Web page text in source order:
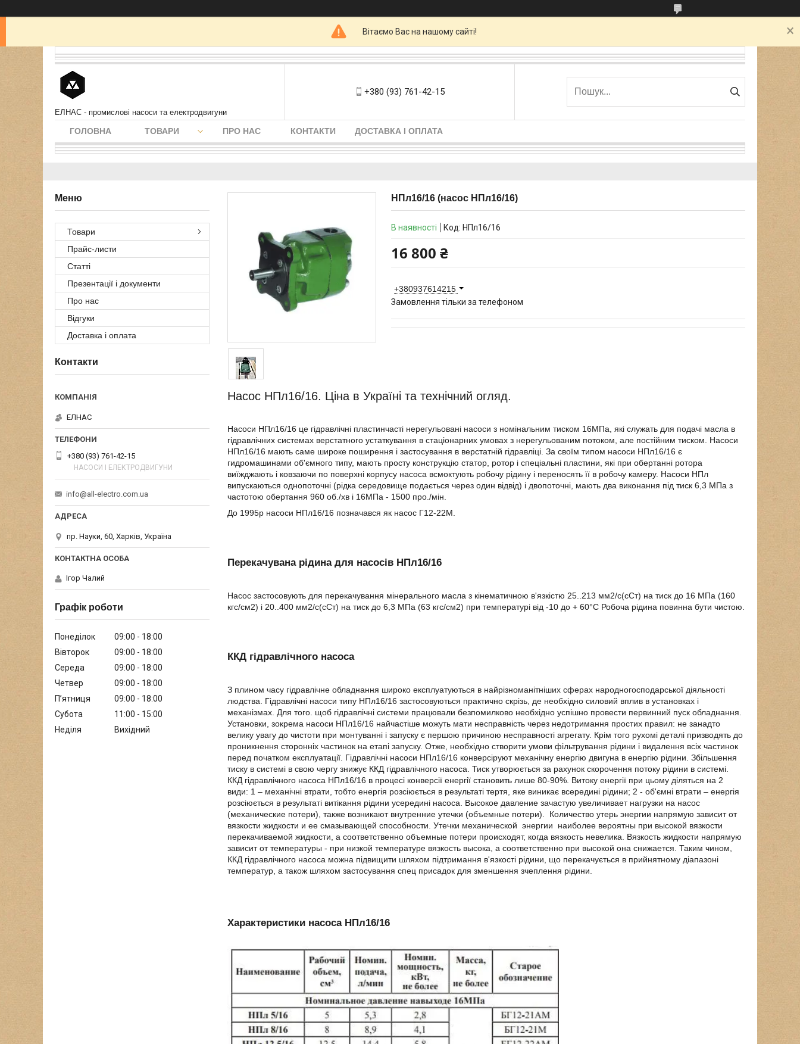
Вітаємо Вас на нашому сайті!
ЕЛНАС - промислові насоси та електродвигуни
+380 (93) 761-42-15
ГОЛОВНА ТОВАРИ ПРО НАС КОНТАКТИ ДОСТАВКА І ОПЛАТА
НПл16/16 (насос НПл16/16)
В наявності Код: НПл16/16
16 800 ₴
+380937614215
Замовлення тільки за телефоном
Насос НПл16/16. Ціна в Україні та технічний огляд.
Насоси НПл16/16 це гідравлічні пластинчасті нерегульовані насоси з номінальним тиском 16МПа, які служать для подачі масла в
гідравлічних системах верстатного устаткування в стаціонарних умовах з нерегульованим потоком, але постійним тиском. Насоси
НПл16/16 мають саме широке поширення і застосування в верстатній гідравліці. За своїм типом насоси НПл16/16 є
гидромашинами об'ємного типу, мають просту конструкцію статор, ротор і спеціальні пластини, які при обертанні ротора
виїжджають і ковзаючи по поверхні корпусу насоса всмоктують робочу рідину і переносять її в робочу камеру. Насоси НПл
випускаються однопоточні (рідка середовище подається через один відвід) і двопоточні, мають два виконання під тиск 6,3 МПа з
частотою обертання 960 об./хв і 16МПа - 1500 про./мін.
До 1995р насоси НПл16/16 позначався як насос Г12-22М.
Перекачувана рідина для насосів НПл16/16
Насос застосовують для перекачування мінерального масла з кінематичною в'язкістю 25..213 мм2/с(сСт) на тиск до 16 МПа (160
кгс/см2) і 20..400 мм2/с(сСт) на тиск до 6,3 МПа (63 кгс/см2) при температурі від -10 до + 60°С Робоча рідина повинна бути чистою.
ККД гідравлічного насоса
З плином часу гідравлічне обладнання широко експлуатуються в найрізноманітніших сферах народногосподарської діяльності
людства. Гідравлічні насоси типу НПл16/16 застосовуються практично скрізь, де необхідно силовий вплив в установках і
механізмах. Для того. щоб гідравлічні системи працювали безпомилково необхідно успішно провести первинний пуск обладнання.
Установки, зокрема насоси НПл16/16 найчастіше можуть мати несправність через недотримання простих правил: не занадто
велику увагу до чистоти при монтуванні і запуску є першою причиною несправності агрегату. Крім того рухомі деталі призводять до
проникнення сторонніх частинок на етапі запуску. Отже, необхідно створити умови фільтрування рідини і видалення всіх частинок
перед початком експлуатації. Гідравлічні насоси НПл16/16 конверсіруют механічну енергію двигуна в енергію рідини. Збільшення
тиску в системі в свою чергу знижує ККД гідравлічного насоса. Тиск утворюється за рахунок скорочення потоку рідини в системі.
ККД гідравлічного насоса НПл16/16 в процесі конверсії енергії становить лише 80-90%. Витоку енергії при цьому діляться на 2
види: 1 – механічні втрати, тобто енергія розсіюється в результаті тертя, яке виникає всередині рідини; 2 - об'ємні втрати – енергія
розсіюється в результаті витікання рідини усередині насоса. Высокое давление зачастую увеличивает нагрузки на насос
(механические потери), также возникают внутренние утечки (объемные потери). Количество утерь энергии напрямую зависит от
вязкости жидкости и ее смазывающей способности. Утечки механической энергии наиболее вероятны при высокой вязкости
перекачиваемой жидкости, а соответственно объемные потери происходят, когда вязкость невелика. Вязкость жидкости напрямую
зависит от температуры - при низкой температуре вязкость высока, а соответственно при высокой она снижается. Таким чином,
ККД гідравлічного насоса можна підвищити шляхом підтримання в'язкості рідини, що перекачується в прийнятному діапазоні
температур, а також шляхом застосування спец присадок для зменшення зчеплення рідини.
Характеристики насоса НПл16/16
Товари
Прайс-листи
Статті
Презентації і документи
Про нас
Відгуки
Доставка і оплата
Контакти
ЕЛНАС
+380 (93) 761-42-15
НАСОСИ І ЕЛЕКТРОДВИГУНИ
info@all-electro.com.ua
пр. Науки, 60, Харків, Україна
Ігор Чалий
Графік роботи
Понеділок 09:00
18:00
Вівторок
09:00
18:00
Середа
09:00
18:00
Четвер
09:00
18:00
Пʼятниця
09:00
18:00
Субота
11:00
15:00
Неділя
Вихідний